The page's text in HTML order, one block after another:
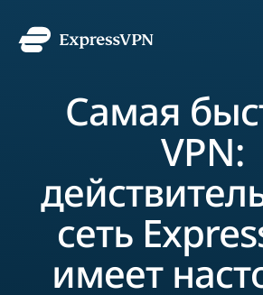
Самая
VPN:
сеть
имеет